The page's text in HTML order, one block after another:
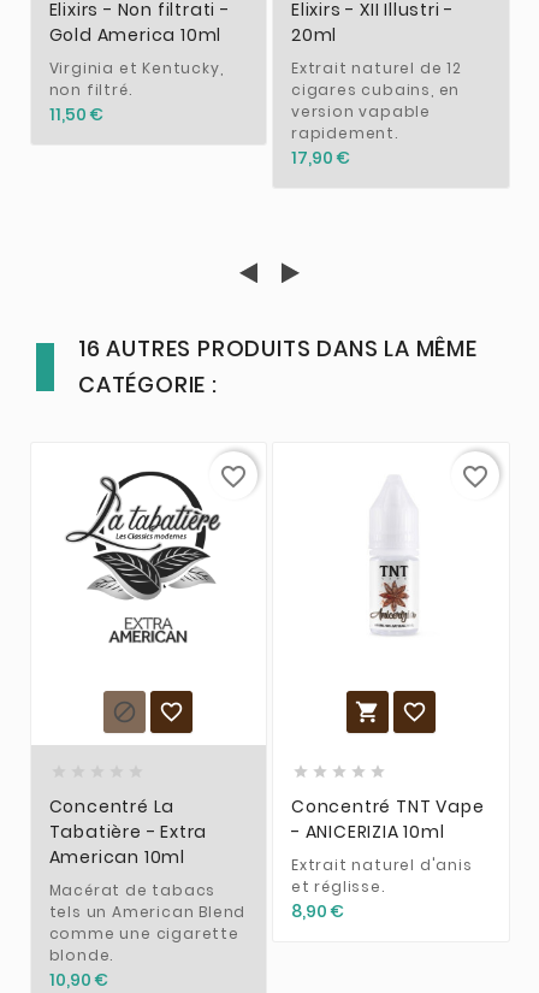
Elixirs - Non filtrati -
Gold America 10ml
Virginia et Kentucky,
non filtré.
11,50 €
Elixirs - XII Illustri -
20ml
Extrait naturel de 12
cigares cubains, en
version vapable
rapidement.
17,90 €
16 AUTRES PRODUITS DANS LA MÊME
CATÉGORIE :
 
Concentré La
Tabatière - Extra
American 10ml
Macérat de tabacs
tels un American Blend
comme une cigarette
blonde.
10,90 €
favorite_border
 
    
Concentré TNT Vape
- ANICERIZIA 10ml
Extrait naturel d'anis
et réglisse.
8,90 €
favorite_border